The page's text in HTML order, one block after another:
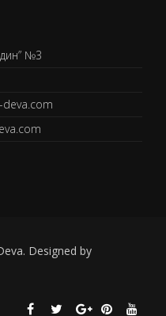
№3
Designed by